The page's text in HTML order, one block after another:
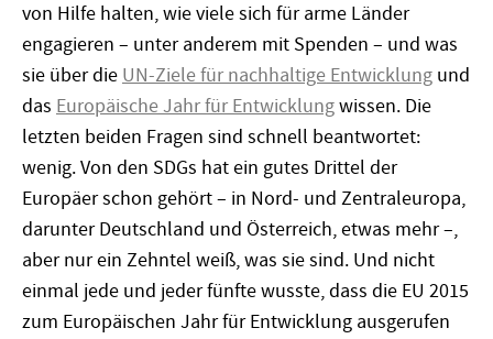
von Hilfe halten, wie viele sich für arme Länder
engagieren – unter anderem mit Spenden – und was
sie über die UN-Ziele für nachhaltige Entwicklung und
das Europäische Jahr für Entwicklungwissen. Die
letzten beiden Fragen sind schnell beantwortet:
wenig. Von den SDGs hat ein gutes Drittel der
Europäer schon gehört – in Nord- und Zentraleuropa,
darunter Deutschland und Österreich, etwas mehr –,
aber nur ein Zehntel weiß, was sie sind. Und nicht
einmal jede und jeder fünfte wusste, dass die EU 2015
zum Europäischen Jahr für Entwicklung ausgerufen